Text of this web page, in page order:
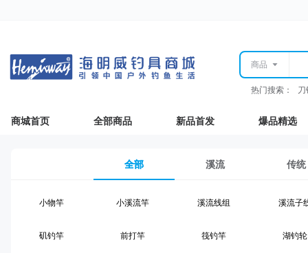
商品
热门搜索：
商城首页 全部商品 新品首发 爆品精选
全部 溪流 传统
小物竿 小溪流竿 溪流线组 溪流子
矶钓竿 前打竿 筏钓竿 湖钓轮